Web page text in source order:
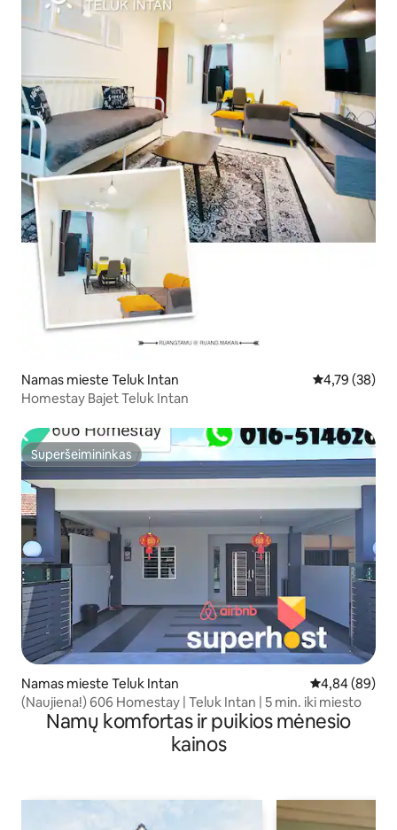
Namas mieste Teluk Intan Vidutinis
4,79 (38)
Homestay Bajet Teluk Intan
Superšeimininkas
Superšeimininkas
Namas mieste Teluk Intan Vidutinis
4,84 (89)
(Naujiena!) 606 Homestay | Teluk Intan | 5 min. iki miesto
Namų komfortas ir puikios mėnesio
kainos